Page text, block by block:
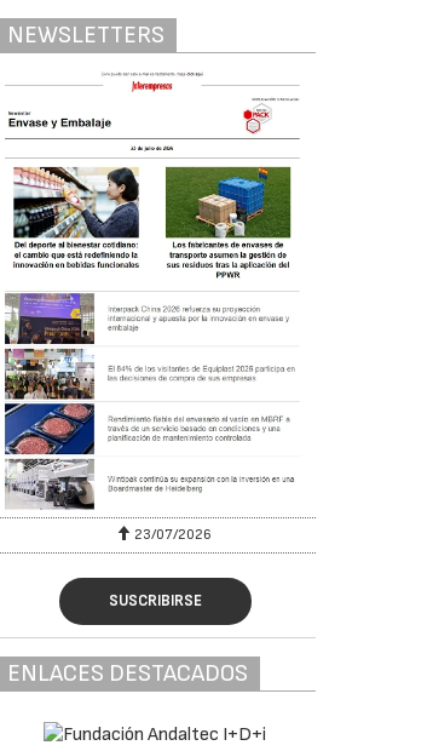
NEWSLETTERS
23/07/2026
SUSCRIBIRSE
ENLACES DESTACADOS